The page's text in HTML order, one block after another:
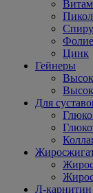
Цинк
Гейнеры
Для
Л-карнитин